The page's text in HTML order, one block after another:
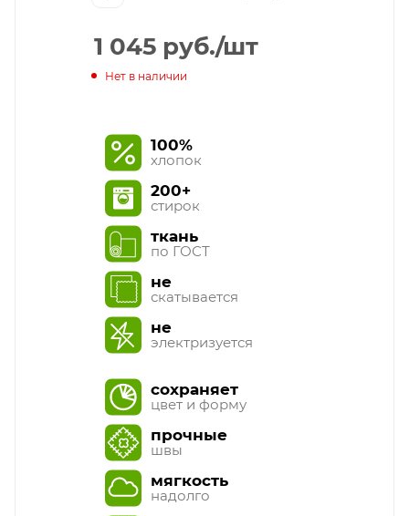
1 045 руб./шт
Нет в наличии
100%
хлопок
200+
стирок
ткань
по ГОСТ
не
скатывается
не
электризуется
сохраняет
цвет и форму
прочные
швы
мягкость
надолго